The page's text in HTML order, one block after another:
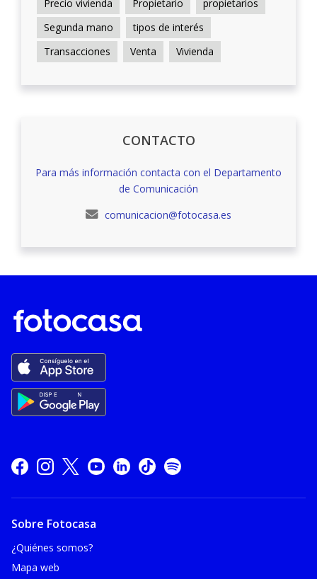
Precio vivienda
Propietario
propietarios
Segunda mano
tipos de interés
Transacciones
Venta Vivienda
CONTACTO
Para más información contacta con el Departamento
de Comunicación
comunicacion@fotocasa.es
Sobre Fotocasa
¿Quiénes somos?
Mapa web